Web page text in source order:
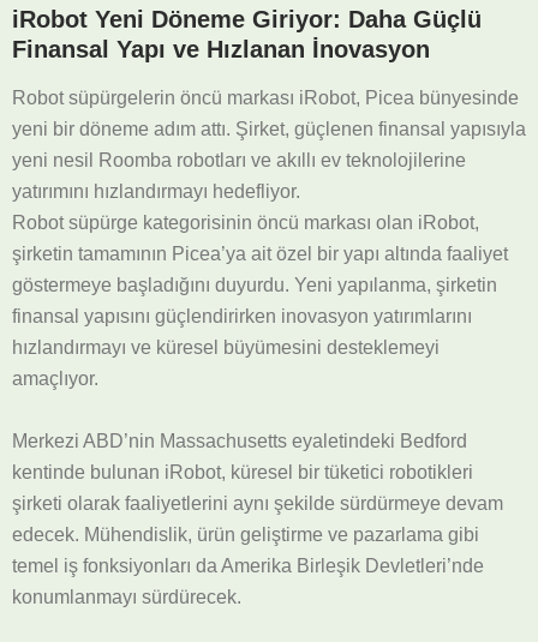
iRobot Yeni Döneme Giriyor: Daha Güçlü
Finansal Yapı ve Hızlanan İnovasyon
Robot süpürgelerin öncü markası iRobot, Picea bünyesinde
yeni bir döneme adım attı. Şirket, güçlenen finansal yapısıyla
yeni nesil Roomba robotları ve akıllı ev teknolojilerine
yatırımını hızlandırmayı hedefliyor.
Robot süpürge kategorisinin öncü markası olan iRobot,
şirketin tamamının Picea’ya ait özel bir yapı altında faaliyet
göstermeye başladığını duyurdu. Yeni yapılanma, şirketin
finansal yapısını güçlendirirken inovasyon yatırımlarını
hızlandırmayı ve küresel büyümesini desteklemeyi
amaçlıyor.
Merkezi ABD’nin Massachusetts eyaletindeki Bedford
kentinde bulunan iRobot, küresel bir tüketici robotikleri
şirketi olarak faaliyetlerini aynı şekilde sürdürmeye devam
edecek. Mühendislik, ürün geliştirme ve pazarlama gibi
temel iş fonksiyonları da Amerika Birleşik Devletleri’nde
konumlanmayı sürdürecek.